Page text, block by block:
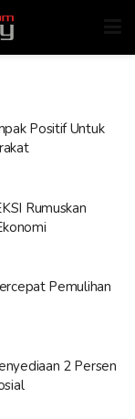
Positif Untuk
Rumuskan
Pemulihan
2 Persen